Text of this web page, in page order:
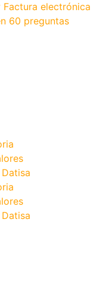
Factura electrónica
60 preguntas